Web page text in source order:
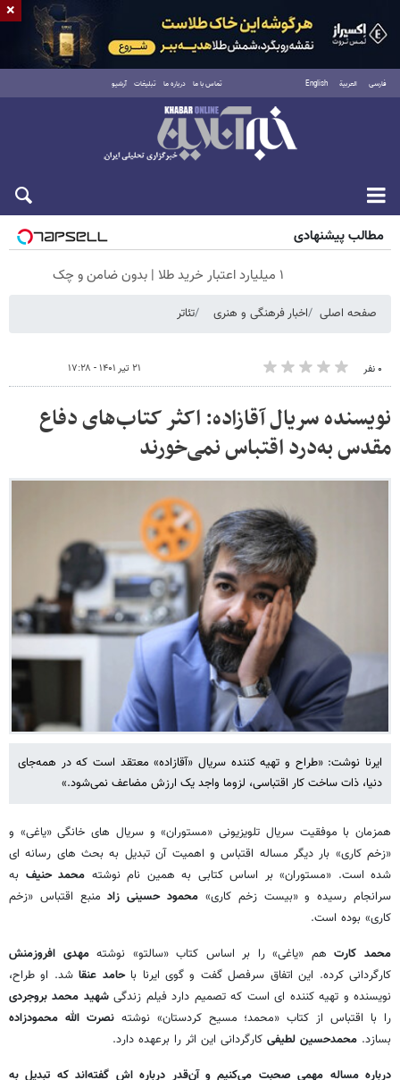
فارسی العربية English تماس با ما درباره ما تبلیغات آرشیو
جمعه ۱۶ مرداد ۱۴۰۵
مطالب پیشنهادی
۱ میلیارد اعتبار خرید طلا | بدون ضامن و چک
صفحه اصلی اخبار فرهنگی و هنری تئاتر
۰ نفر ۲۱ تیر ۱۴۰۱ - ۱۷:۲۸
نویسنده سریال آقازاده: اکثر کتاب‌های دفاع
مقدس به‌درد اقتباس نمی‌خورند
ایرنا نوشت: «طراح و تهیه کننده سریال «آقازاده» معتقد است که در همه‌جای
دنیا، ذات ساخت کار اقتباسی، لزوما واجد یک ارزش مضاعف نمی‌شود.»
همزمان با موفقیت سریال تلویزیونی «مستوران» و سریال های خانگی «یاغی» و
«زخم کاری» بار دیگر مساله اقتباس و اهمیت آن تبدیل به بحث های رسانه ای
شده است. «مستوران» بر اساس کتابی به همین نام نوشته محمد حنیف به
سرانجام رسیده و «بیست زخم کاری» محمود حسینی زاد منبع اقتباس «زخم
کاری» بوده است.
محمد کارت هم «یاغی» را بر اساس کتاب «سالتو» نوشتهمهدی افروزمنش
کارگردانی کرده. این اتفاق سرفصل گفت و گوی ایرنا باحامد عنقاشد. او طراح،
نویسنده و تهیه کننده ای است که تصمیم دارد فیلم زندگیشهید محمد بروجردی
را با اقتباس از کتاب «محمد؛ مسیح کردستان» نوشتهنصرت الله محمودزاده
بسازد. محمدحسین لطیفی کارگردانی این اثر را برعهده دارد.
درباره مساله مهمی صحبت می‌کنیم و آن‌قدر درباره اش گفته‌اند که تبدیل به
×